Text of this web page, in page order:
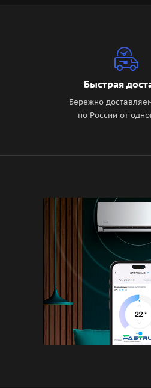
Быстрая
Бережно
по России от